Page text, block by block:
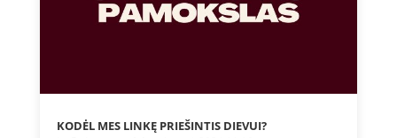
KODĖL MES LINKĘ PRIEŠINTIS DIEVUI?